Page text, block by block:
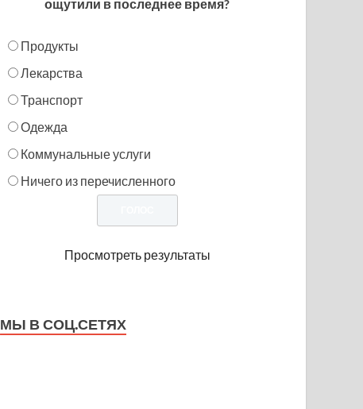
ощутили в последнее время?
Продукты
Лекарства
Транспорт
Одежда
Коммунальные услуги
Ничего из перечисленного
Просмотреть результаты
МЫ В СОЦ.СЕТЯХ